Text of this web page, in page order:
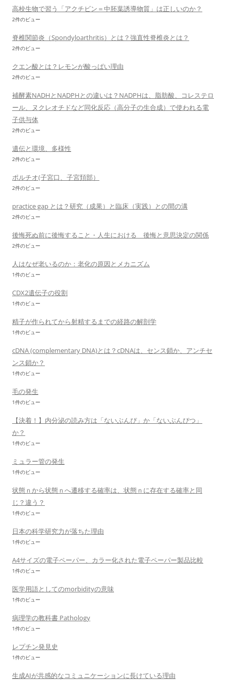
高校生物で習う「アクチビン＝中胚葉誘導物質」は正しいのか？
2件のビュー
脊椎関節炎（Spondyloarthritis）とは？強直性脊椎炎とは？
2件のビュー
クエン酸とは？レモンが酸っぱい理由
2件のビュー
補酵素NADHとNADPHとの違いは？NADPHは、脂肪酸、コレステロ
ール、ヌクレオチドなど同化反応（高分子の生合成）で使われる電
子供与体
2件のビュー
遺伝と環境、多様性
2件のビュー
ポルチオ(子宮口、子宮頚部）
2件のビュー
practice gap とは？研究（成果）と臨床（実践）との間の溝
2件のビュー
後悔死ぬ前に後悔すること・人生における 後悔と意思決定の関係
2件のビュー
人はなぜ老いるのか：老化の原因とメカニズム
1件のビュー
CDX2遺伝子の役割
1件のビュー
精子が作られてから射精するまでの経路の解剖学
1件のビュー
cDNA (complementary DNA)とは？cDNAは、センス鎖か、アンチセ
ンス鎖か？
1件のビュー
毛の発生
1件のビュー
【決着！】内分泌の読み方は「ないぶんぴ」か「ないぶんぴつ」
か？
1件のビュー
ミュラー管の発生
1件のビュー
状態ｎから状態ｎへ遷移する確率は、状態ｎに存在する確率と同
じ？違う？
1件のビュー
日本の科学研究力が落ちた理由
1件のビュー
A4サイズの電子ペーパー、カラー化された電子ペーパー製品比較
1件のビュー
医学用語としてのmorbidityの意味
1件のビュー
病理学の教科書 Pathology
1件のビュー
レプチン発見史
1件のビュー
生成AIが共感的なコミュニケーションに長けている理由